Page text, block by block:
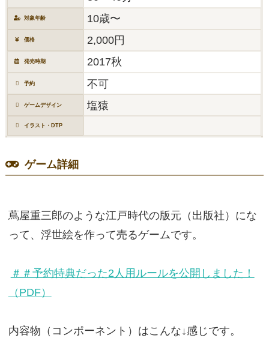
対象年齢 10歳〜
価格 2,000円
発売時期 2017秋
予約 不可
ゲームデザイン 塩猿
イラスト・DTP
ゲーム詳細
蔦屋重三郎のような江戸時代の版元（出版社）にな
って、浮世絵を作って売るゲームです。
＃＃予約特典だった2人用ルールを公開しました！
（PDF）
内容物（コンポーネント）はこんな↓感じです。